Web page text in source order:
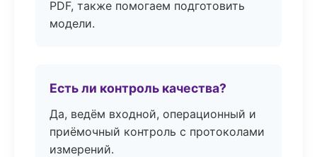
PDF, также помогаем подготовить
модели.
Есть ли контроль качества?
Да, ведём входной, операционный и
приёмочный контроль с протоколами
измерений.